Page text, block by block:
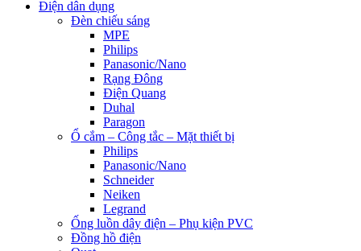
Điện dân dụng
Đèn chiếu sáng
MPE
Philips
Panasonic/Nano
Rạng Đông
Điện Quang
Duhal
Paragon
Ổ cắm – Công tắc – Mặt thiết bị
Philips
Panasonic/Nano
Schneider
Neiken
Legrand
Ống luồn dây điện – Phụ kiện PVC
Đồng hồ điện